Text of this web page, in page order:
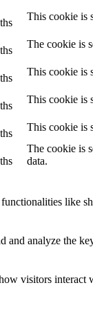
This cookie is
The cookie is
This cookie is
This cookie is
This cookie is
The cookie is
data.
like
and analyze the
visitors